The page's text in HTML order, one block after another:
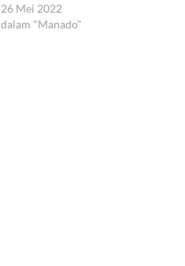
26 Mei 2022
dalam "Manado"